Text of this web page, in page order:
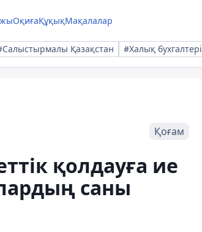
ОқиғаҚұқықМақалалар
Қазақстан #Халық бухгалтері
Қоғам
қолдауға ие
саны